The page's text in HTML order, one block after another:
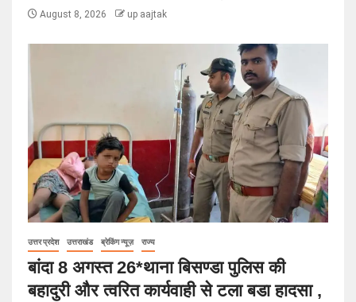
August 8, 2026 up aajtak
उत्तर प्रदेश उत्तराखंड ब्रेकिंग न्यूज़ राज्य
बांदा 8 अगस्त 26*थाना बिसण्डा पुलिस की
बहादुरी और त्वरित कार्यवाही से टला बडा हादसा ,